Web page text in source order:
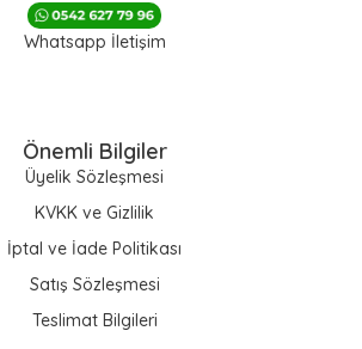
Whatsapp İletişim
Önemli Bilgiler
Üyelik Sözleşmesi
KVKK ve Gizlilik
İptal ve İade Politikası
Satış Sözleşmesi
Teslimat Bilgileri